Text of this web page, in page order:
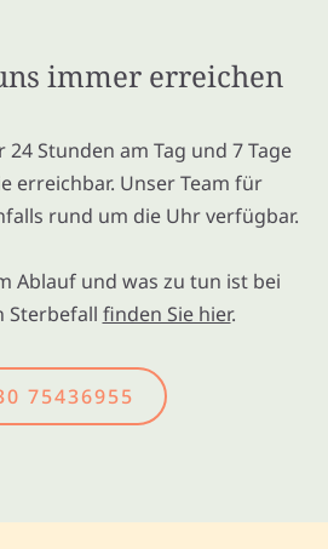
immer erreichen
Stunden am Tag und 7 Tage
erreichbar. Unser Team für
rund um die Uhr verfügbar.
Ablauf und was zu tun ist bei
Sterbefall finden Sie hier.
75436955